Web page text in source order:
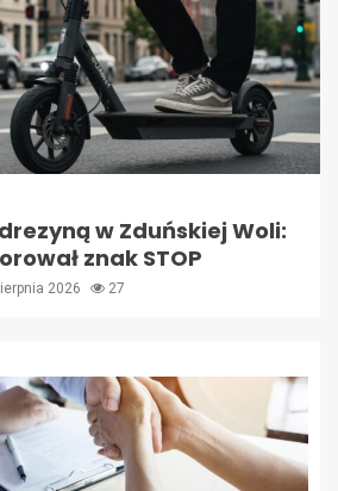
w Zduńskiej Woli:
znak STOP
2026 27